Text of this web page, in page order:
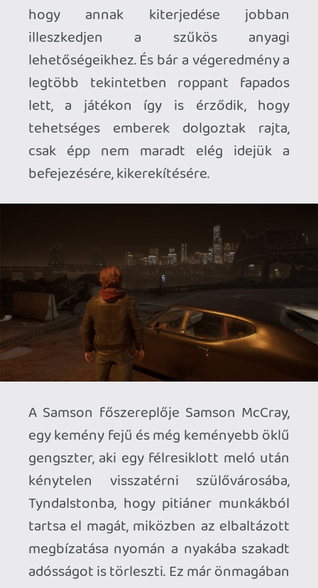
A Samson főszereplője Samson McCray,
egy kemény fejű és még keményebb öklű
gengszter, aki egy félresiklott meló után
kénytelen visszatérni szülővárosába,
Tyndalstonba, hogy pitiáner munkákból
tartsa el magát, miközben az elbaltázott
megbízatása nyomán a nyakába szakadt
adósságot is törleszti. Ez már önmagában
is egy szép feladat lenne, emberünk
galibában találja magát, amikor egy baráti
iszogatás fékevesztett lövöldözésbe
csap át, ő pedig egymaga kénytelen
szembenézni az egykor szebb napokat is
látott település leggátlástalanabb
alakjaival.
A játék története ennek megfelelően egy
karcos hangvételű, a kilencvenes évek
tocsog a lecsúszott alakokban és a
tragikus sorsokban. Néha kicsit talán már
túlságosan is, ami azt illeti, de az persze
ízlés kérdése, hogy ki mennyi
búskomorsággal nyakon öntve szereti
ezt a zsánert. A karakterek nem túl
egyediek vagy összetettek, de a saját
toposzaikat tökéletesen hozzák, a
narratíva pedig az első pár óra után
meglepő mértékben felpörög, és végül
egy ütős fináléban csúcsosodik ki.